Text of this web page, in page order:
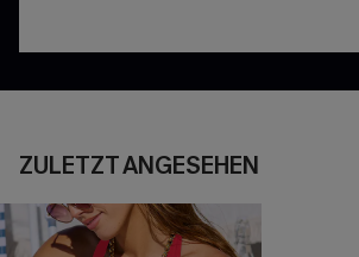
ZULETZT ANGESEHEN